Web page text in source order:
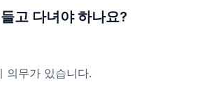
고 다녀야 하나요?
의무가 있습니다.